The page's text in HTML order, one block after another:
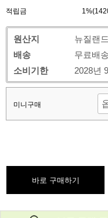
적립금
원산지
뉴질랜드
배송
무료배
소비기한
2028년
미니구매
바로 구매하기